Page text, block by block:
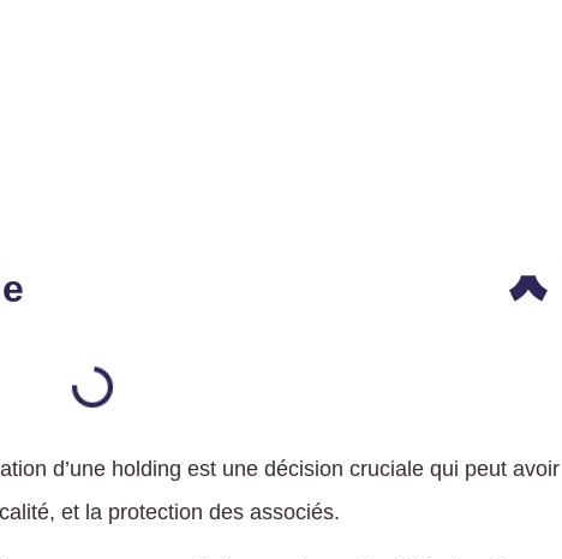
d’une holding est une décision cruciale qui peut avoir
et la protection des associés.